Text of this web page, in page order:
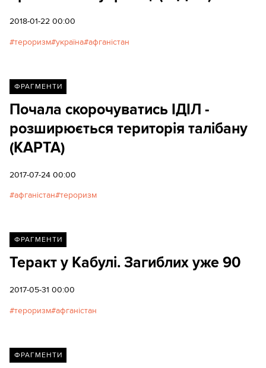
2018-01-22 00:00
тероризм україна афганістан
ФРАГМЕНТИ
Почала скорочуватись ІДІЛ -
розширюється територія талібану
(КАРТА)
2017-07-24 00:00
афганістан тероризм
ФРАГМЕНТИ
Теракт у Кабулі. Загиблих уже 90
2017-05-31 00:00
тероризм афганістан
ФРАГМЕНТИ